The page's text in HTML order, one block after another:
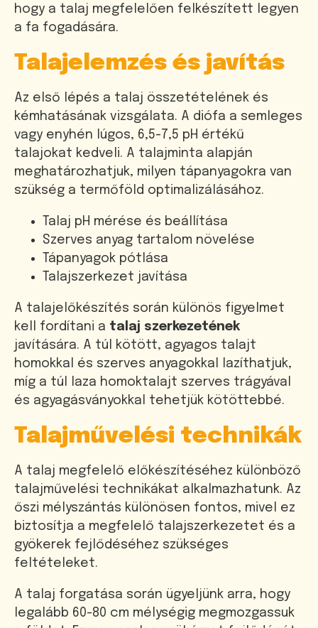
hogy a talaj megfelelően felkészített legyen
a fa fogadására.
Talajelemzés és javítás
Az első lépés a talaj összetételének és
kémhatásának vizsgálata. A diófa a semleges
vagy enyhén lúgos, 6,5-7,5 pH értékű
talajokat kedveli. A talajminta alapján
meghatározhatjuk, milyen tápanyagokra van
szükség a termőföld optimalizálásához.
Talaj pH mérése és beállítása
Szerves anyag tartalom növelése
Tápanyagok pótlása
Talajszerkezet javítása
A talajelőkészítés során különös figyelmet
kell fordítani a talaj szerkezetének
javítására. A túl kötött, agyagos talajt
homokkal és szerves anyagokkal lazíthatjuk,
míg a túl laza homoktalajt szerves trágyával
és agyagásványokkal tehetjük kötöttebbé.
Talajművelési technikák
A talaj megfelelő előkészítéséhez különböző
talajművelési technikákat alkalmazhatunk. Az
őszi mélyszántás különösen fontos, mivel ez
biztosítja a megfelelő talajszerkezetet és a
gyökerek fejlődéséhez szükséges
feltételeket.
A talaj forgatása során ügyeljünk arra, hogy
legalább 60-80 cm mélységig megmozgassuk